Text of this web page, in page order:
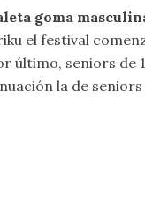
goma
el festival
último, seniors
la de seniors